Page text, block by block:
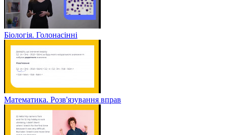
Біологія. Голонасінні
Математика. Розв'язування вправ